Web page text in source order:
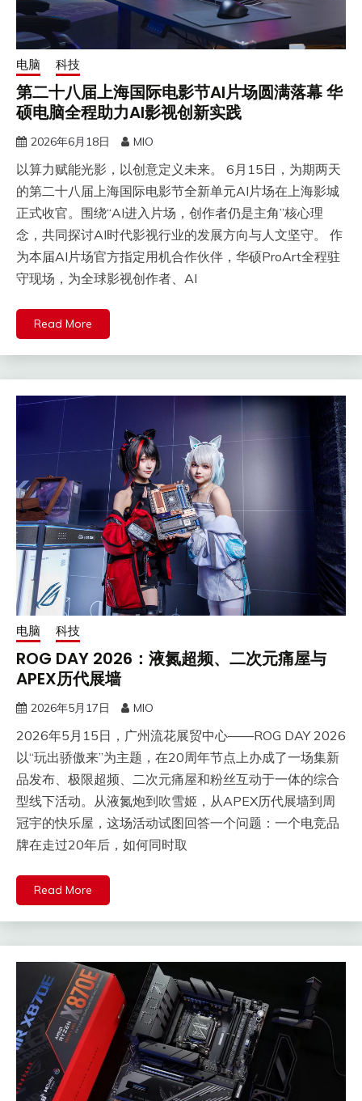
电脑 科技
第二十八届上海国际电影节AI片场圆满落幕 华
硕电脑全程助力AI影视创新实践
2026年6月18日 MIO
以算力赋能光影，以创意定义未来。 6月15日，为期两天
的第二十八届上海国际电影节全新单元AI片场在上海影城
正式收官。围绕“AI进入片场，创作者仍是主角”核心理
念，共同探讨AI时代影视行业的发展方向与人文坚守。 作
为本届AI片场官方指定用机合作伙伴，华硕ProArt全程驻
守现场，为全球影视创作者、AI
Read More
电脑 科技
ROG DAY 2026：液氮超频、二次元痛屋与
APEX历代展墙
2026年5月17日 MIO
2026年5月15日，广州流花展贸中心——ROG DAY 2026
以“玩出骄傲来”为主题，在20周年节点上办成了一场集新
品发布、极限超频、二次元痛屋和粉丝互动于一体的综合
型线下活动。从液氮炮到吹雪姬，从APEX历代展墙到周
冠宇的快乐屋，这场活动试图回答一个问题：一个电竞品
牌在走过20年后，如何同时取
Read More